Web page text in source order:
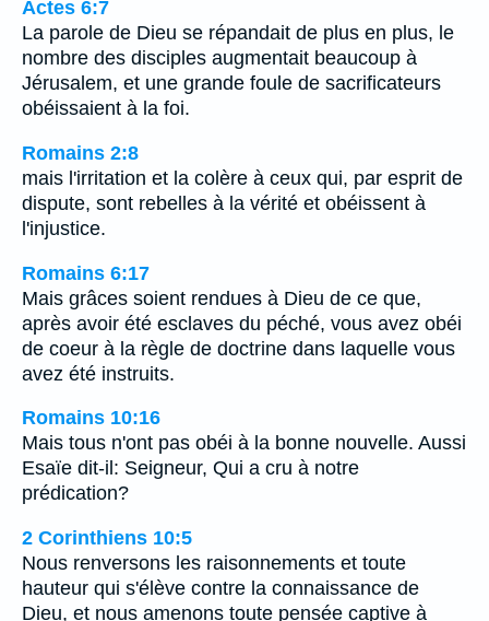
Actes 6:7
La parole de Dieu se répandait de plus en plus, le
nombre des disciples augmentait beaucoup à
Jérusalem, et une grande foule de sacrificateurs
obéissaient à la foi.
Romains 2:8
mais l'irritation et la colère à ceux qui, par esprit de
dispute, sont rebelles à la vérité et obéissent à
l'injustice.
Romains 6:17
Mais grâces soient rendues à Dieu de ce que,
après avoir été esclaves du péché, vous avez obéi
de coeur à la règle de doctrine dans laquelle vous
avez été instruits.
Romains 10:16
Mais tous n'ont pas obéi à la bonne nouvelle. Aussi
Esaïe dit-il: Seigneur, Qui a cru à notre
prédication?
2 Corinthiens 10:5
Nous renversons les raisonnements et toute
hauteur qui s'élève contre la connaissance de
Dieu, et nous amenons toute pensée captive à